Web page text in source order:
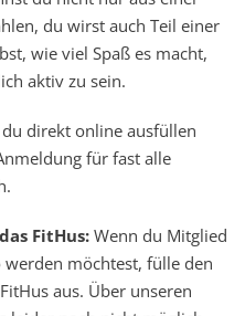
du wirst auch Teil einer
wie viel Spaß es macht,
aktiv zu sein.
direkt online ausfüllen
für fast alle
FitHus: Wenn du Mitglied
möchtest, fülle den
aus. Über unseren